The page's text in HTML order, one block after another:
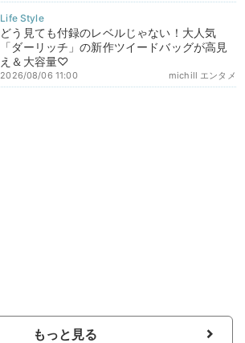
どう見ても付録のレベルじゃない！大人気
「ダーリッチ」の新作ツイードバッグが高見
え＆大容量♡
michill エンタメ
2026/08/06 11:00
もっと見る